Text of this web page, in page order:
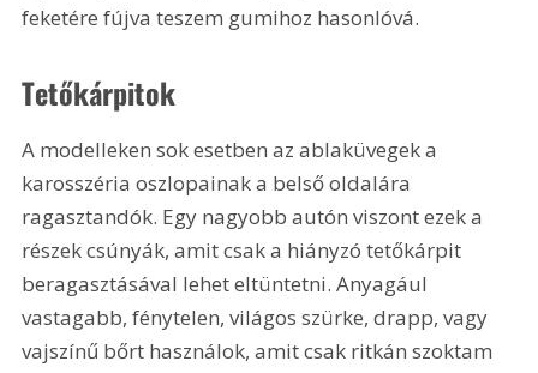
feketére fújva teszem gumihoz hasonlóvá.
Tetőkárpitok
A modelleken sok esetben az ablaküvegek a
karosszéria oszlopainak a belső oldalára
ragasztandók. Egy nagyobb autón viszont ezek a
részek csúnyák, amit csak a hiányzó tetőkárpit
beragasztásával lehet eltüntetni. Anyagául
vastagabb, fénytelen, világos szürke, drapp, vagy
vajszínű bőrt használok, amit csak ritkán szoktam